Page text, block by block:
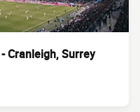
Cranleigh, Surrey